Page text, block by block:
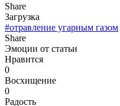
Share
Загрузка
#отравление угарным газом
Share
Эмоции от статьи
Нравится
0
Восхищение
0
Радость